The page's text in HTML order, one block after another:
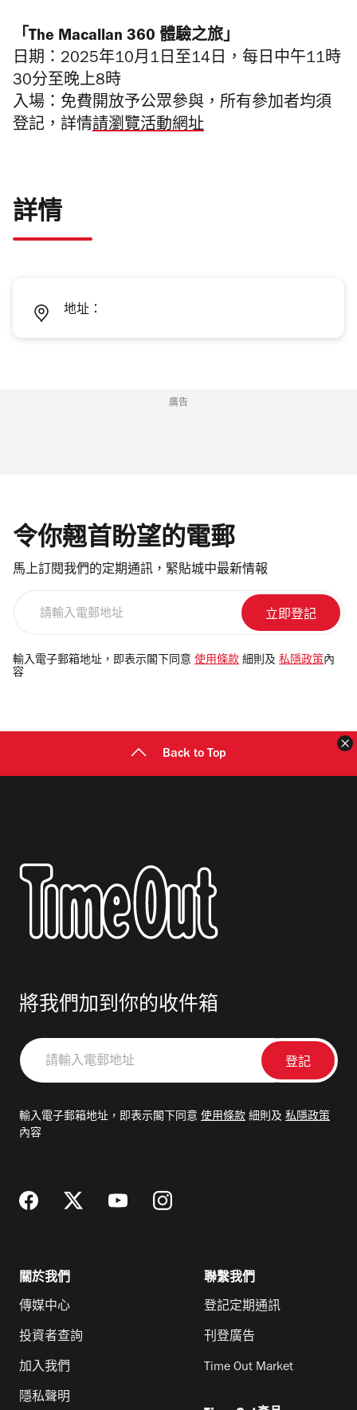
「The Macallan 360 體驗之旅」
日期：2025年10月1日至14日，每日中午11時
30分至晚上8時
入場：免費開放予公眾參與，所有參加者均須
登記，詳情請瀏覽活動網址
詳情
地址：
廣告
令你翹首盼望的電郵
馬上訂閱我們的定期通訊，緊貼城中最新情報
電
郵
輸入電子郵箱地址，即表示閣下同意 使用條款 細則及 私隱政策 內
容
Back to Top
將我們加到你的收件箱
請
輸
郵
輸入電子郵箱地址，即表示閣下同意 使用條款 細則及 私隱政策
內容
關於我們
傳媒中心
投資者查詢
加入我們
隱私聲明
聯繫我們
登記定期通訊
刊登廣告
Time Out Market